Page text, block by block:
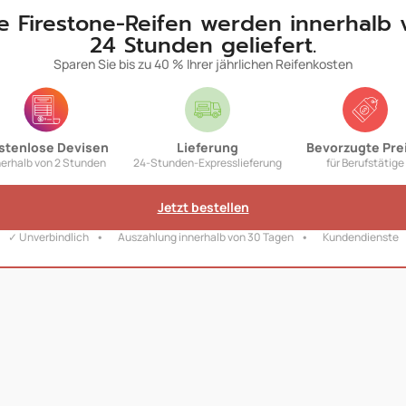
Firestone-Reifen werden innerhalb
24 Stunden geliefert.
Sparen Sie bis zu 40 % Ihrer jährlichen Reifenkosten
Devisen
von 2 Stunden
Lieferung
24-Stunden-Expresslieferung
Bevorzugte
für Berufstätige
Jetzt bestellen
✓ Unverbindlich Auszahlung innerhalb von 30 Tagen Kundendienste